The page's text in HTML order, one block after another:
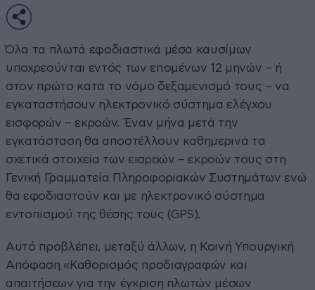
Όλα τα πλωτά εφοδιαστικά μέσα καυσίμων
υποχρεούνται εντός των επομένων 12 μηνών – ή
στον πρώτο κατά το νόμο δεξαμενισμό τους – να
εγκαταστήσουν ηλεκτρονικό σύστημα ελέγχου
εισφορών – εκροών. Έναν μήνα μετά την
εγκατάσταση θα αποστέλλουν καθημερινά τα
σχετικά στοιχεία των εισροών – εκροών τους στη
Γενική Γραμματεία Πληροφοριακών Συστημάτων ενώ
θα εφοδιαστούν και με ηλεκτρονικό σύστημα
εντοπισμού της θέσης τους (GPS).
Αυτό προβλέπει, μεταξύ άλλων, η Κοινή Υπουργική
Απόφαση «Καθορισμός προδιαγραφών και
απαιτήσεων για την έγκριση πλωτών μέσων